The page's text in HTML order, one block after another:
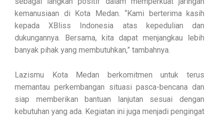
kemanusiaan di Kota Medan. “Kami berterima kasih
kepada XBliss Indonesia atas kepedulian dan
dukungannya. Bersama, kita dapat menjangkau lebih
banyak pihak yang membutuhkan,” tambahnya.
Lazismu Kota Medan berkomitmen untuk terus
memantau perkembangan situasi pasca-bencana dan
siap memberikan bantuan lanjutan sesuai dengan
kebutuhan yang ada. Kegiatan ini juga menjadi pengingat